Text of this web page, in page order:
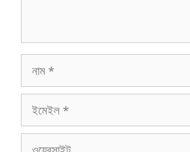
ইমেইল